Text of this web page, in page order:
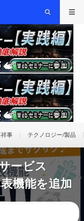
事 テクノロジー/製品
ービス
機能を追加